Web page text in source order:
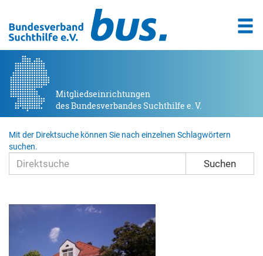
Mitgliedseinrichtungen
des Bundesverbandes Suchthilfe e. V.
Mit der Direktsuche können Sie nach einzelnen Schlagwörtern
suchen.
Suchen